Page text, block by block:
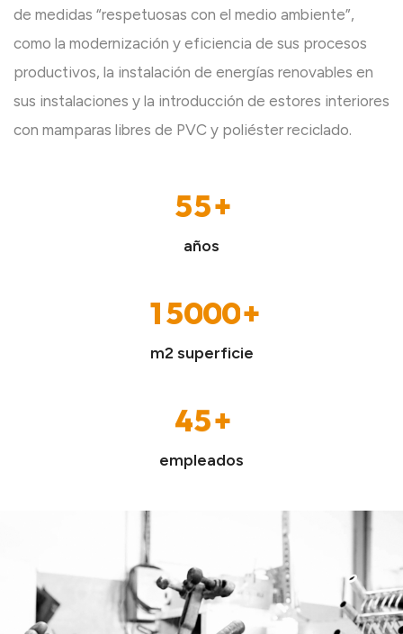
de medidas “respetuosas con el medio ambiente”,
como la modernización y eficiencia de sus procesos
productivos, la instalación de energías renovables en
sus instalaciones y la introducción de estores interiores
con mamparas libres de PVC y poliéster reciclado.
0
1
2
3
5
6
8
0
1
2
3
5
6
8
años
1
2
7
8
9
0
2
5
6
8
0
1
3
4
5
8
9
0
1
3
8
9
0
1
3
4
8
9
m2 superficie
1
2
4
5
9
0
2
3
5
6
empleados